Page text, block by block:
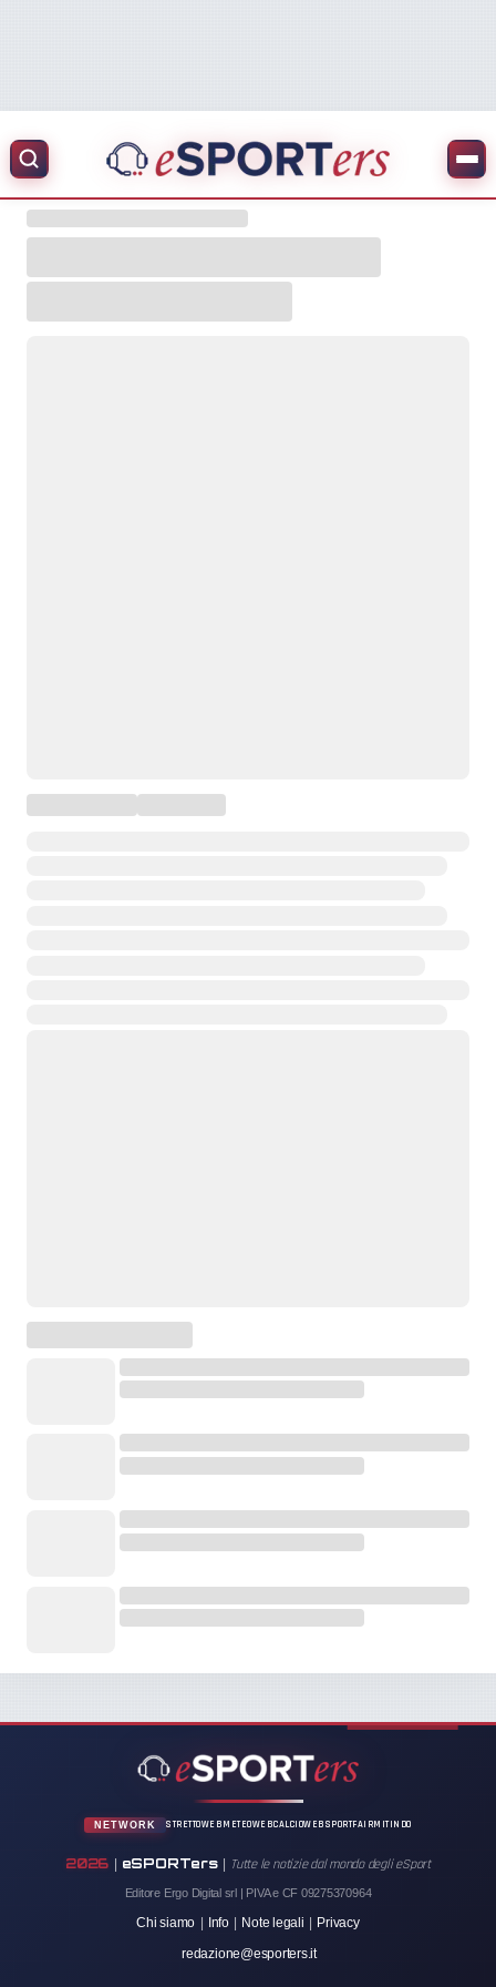
NETWORK STRETTOWEBMETEOWEBCALCIOWEBSPORTFAIRMITINDO
2026 | eSPORTers | Tutte le notizie dal mondo degli eSport
Editore Ergo Digital srl | PIVA e CF 09275370964
Chi siamo Info Note legali
Privacy
redazione@esporters.it